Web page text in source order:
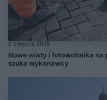
9 sierpnia 2026
Nowe wiaty i fotowoltaika na
szuka wykonawcy